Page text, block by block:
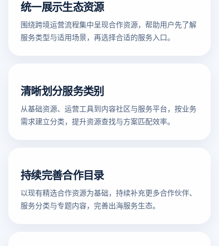
统一展示生态资源
围绕跨境运营流程集中呈现合作资源，帮助用户先了解
服务类型与适用场景，再选择合适的服务入口。
清晰划分服务类别
从基础资源、运营工具到内容社区与服务平台，按业务
需求建立分类，提升资源查找与方案匹配效率。
持续完善合作目录
以现有精选合作资源为基础，持续补充更多合作伙伴、
服务分类与专题内容，完善出海服务生态。